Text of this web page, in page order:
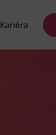
Kariéra